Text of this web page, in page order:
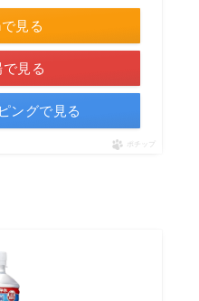
見る
見る
ングで見る
ポチップ